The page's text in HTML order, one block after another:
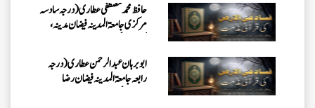
حافظ محمد مصطفٰی عطاری (درجہ سادسہ
مرکزی جامعۃالمدينہ فیضان مدینہ،
ابو برہان عبدالرحمن عطاری (درجہ
رابعہ جامعۃالمدینہ فیضان رضا